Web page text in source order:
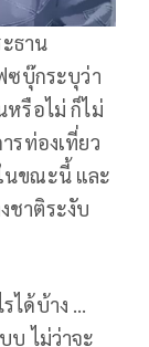
ธาน
ซบุ๊กระบุว่า
รือไม่ ก็ไม่
รท่องเที่ยว
นขณะนี้ และ
ชาติระงับ
ได้บ้าง …
บ ไม่ว่าจะ